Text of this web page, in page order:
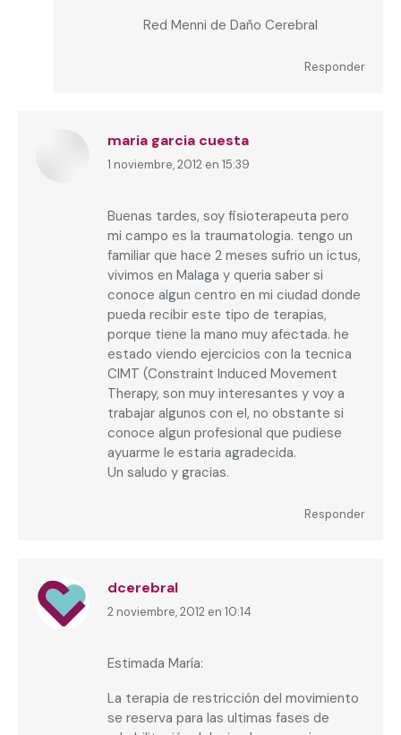
Red Menni de Daño Cerebral
Responder
maria garcia cuesta
dice:
1 noviembre, 2012 en 15:39
Buenas tardes, soy fisioterapeuta pero
mi campo es la traumatologia. tengo un
familiar que hace 2 meses sufrio un ictus,
vivimos en Malaga y queria saber si
conoce algun centro en mi ciudad donde
pueda recibir este tipo de terapias,
porque tiene la mano muy afectada. he
estado viendo ejercicios con la tecnica
CIMT (Constraint Induced Movement
Therapy, son muy interesantes y voy a
trabajar algunos con el, no obstante si
conoce algun profesional que pudiese
ayuarme le estaria agradecida.
Un saludo y gracias.
Responder
dcerebral
dice:
2 noviembre, 2012 en 10:14
Estimada María:
La terapia de restricción del movimiento
se reserva para las ultimas fases de